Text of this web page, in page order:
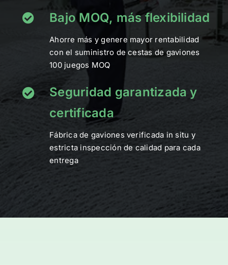
Bajo MOQ, más flexibilidad
Ahorre más y genere mayor rentabilidad
con el suministro de cestas de gaviones
100 juegos MOQ
Seguridad garantizada y
certificada
Fábrica de gaviones verificada in situ y
estricta inspección de calidad para cada
entrega